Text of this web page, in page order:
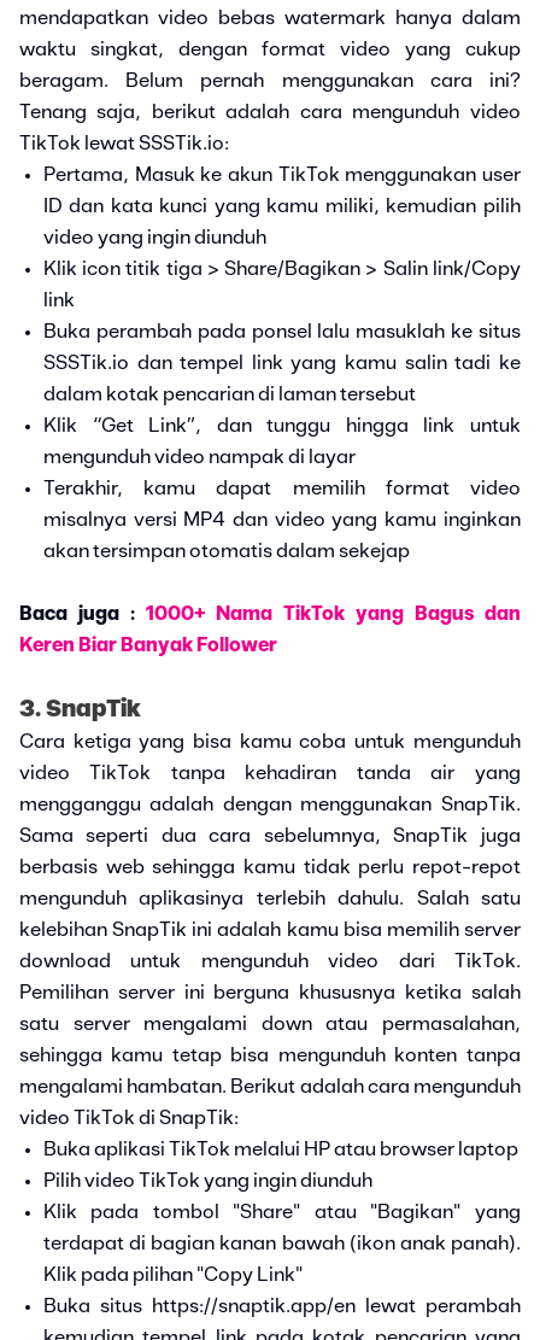
mendapatkan video bebas watermark hanya dalam
waktu singkat, dengan format video yang cukup
beragam. Belum pernah menggunakan cara ini?
Tenang saja, berikut adalah cara mengunduh video
TikTok lewat SSSTik.io:
Pertama, Masuk ke akun TikTok menggunakan user
ID dan kata kunci yang kamu miliki, kemudian pilih
video yang ingin diunduh
Klik icon titik tiga > Share/Bagikan > Salin link/Copy
link
Buka perambah pada ponsel lalu masuklah ke situs
SSSTik.io dan tempel link yang kamu salin tadi ke
dalam kotak pencarian di laman tersebut
Klik “Get Link”, dan tunggu hingga link untuk
mengunduh video nampak di layar
Terakhir, kamu dapat memilih format video
misalnya versi MP4 dan video yang kamu inginkan
akan tersimpan otomatis dalam sekejap
Baca juga : 1000+ Nama TikTok yang Bagus dan
Keren Biar Banyak Follower
3. SnapTik
Cara ketiga yang bisa kamu coba untuk mengunduh
video TikTok tanpa kehadiran tanda air yang
mengganggu adalah dengan menggunakan SnapTik.
Sama seperti dua cara sebelumnya, SnapTik juga
berbasis web sehingga kamu tidak perlu repot-repot
mengunduh aplikasinya terlebih dahulu. Salah satu
kelebihan SnapTik ini adalah kamu bisa memilih server
download untuk mengunduh video dari TikTok.
Pemilihan server ini berguna khususnya ketika salah
satu server mengalami down atau permasalahan,
sehingga kamu tetap bisa mengunduh konten tanpa
mengalami hambatan. Berikut adalah cara mengunduh
video TikTok di SnapTik:
Buka aplikasi TikTok melalui HP atau browser laptop
Pilih video TikTok yang ingin diunduh
Klik pada tombol "Share" atau "Bagikan" yang
terdapat di bagian kanan bawah (ikon anak panah).
Klik pada pilihan "Copy Link"
Buka situs https://snaptik.app/en lewat perambah